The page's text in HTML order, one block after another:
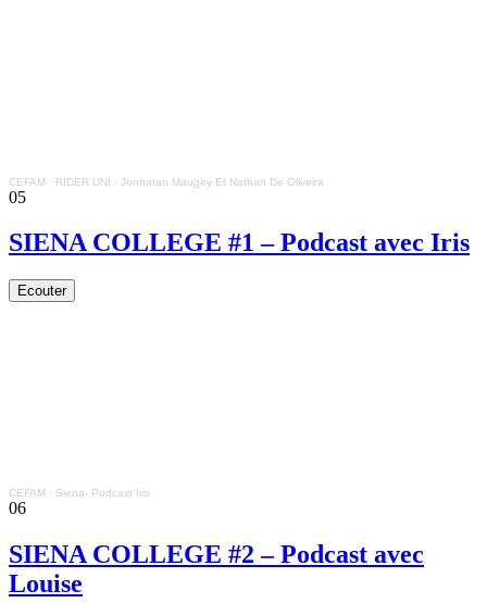
CEFAM · RIDER UNI - Jonhatan Maugey Et Nathan De Oliveira
05
SIENA COLLEGE #1 – Podcast avec Iris
Ecouter
CEFAM · Siena- Podcast Iris
06
SIENA COLLEGE #2 – Podcast avec
Louise